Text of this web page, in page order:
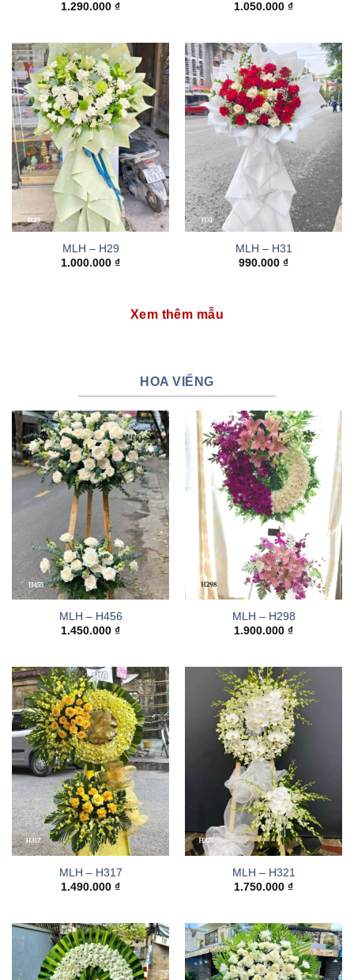
1.290.000 ₫
1.050.000 ₫
MLH – H29
1.000.000 ₫
MLH – H31
990.000 ₫
Xem thêm mẫu
HOA VIẾNG
MLH – H456
1.450.000 ₫
MLH – H298
1.900.000 ₫
MLH – H317
1.490.000 ₫
MLH – H321
1.750.000 ₫